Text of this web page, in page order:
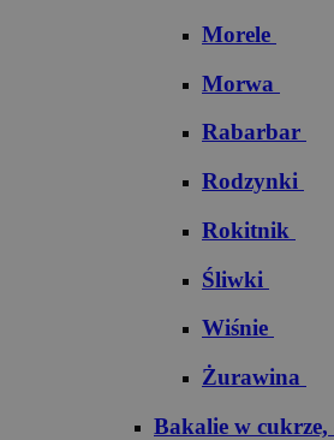
Morele
Morwa
Rabarbar
Rodzynki
Rokitnik
Śliwki
Wiśnie
Żurawina
Bakalie w cukrze,